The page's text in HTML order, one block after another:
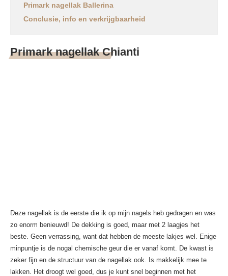
Primark nagellak Ballerina
Conclusie, info en verkrijgbaarheid
Primark nagellak Chianti
Deze nagellak is de eerste die ik op mijn nagels heb gedragen en was
zo enorm benieuwd! De dekking is goed, maar met 2 laagjes het
beste. Geen verrassing, want dat hebben de meeste lakjes wel. Enige
minpuntje is de nogal chemische geur die er vanaf komt. De kwast is
zeker fijn en de structuur van de nagellak ook. Is makkelijk mee te
lakken. Het droogt wel goed, dus je kunt snel beginnen met het